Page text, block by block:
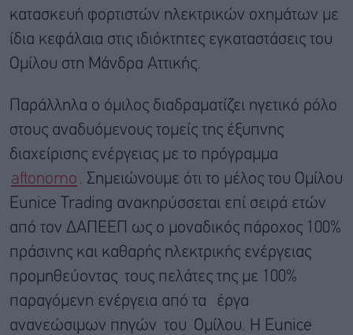
κατασκευή φορτιστών ηλεκτρικών οχημάτων με
ίδια κεφάλαια στις ιδιόκτητες εγκαταστάσεις του
Ομίλου στη Μάνδρα Αττικής.
Παράλληλα ο όμιλος διαδραματίζει ηγετικό ρόλο
στους αναδυόμενους τομείς της έξυπνης
διαχείρισης ενέργειας με το πρόγραμμα
aftonomo . Σημειώνουμε ότι το μέλος του Ομίλου
Eunice Trading ανακηρύσσεται επί σειρά ετών
από τον ΔΑΠΕΕΠ ως ο μοναδικός πάροχος 100%
πράσινης και καθαρής ηλεκτρικής ενέργειας
προμηθεύοντας τους πελάτες της με 100%
παραγόμενη ενέργεια από τα έργα
ανανεώσιμων πηγών του Ομίλου. Η Eunice